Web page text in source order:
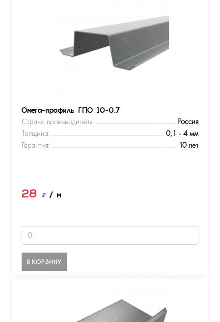
Омега-профиль ГПО 10-0.7
Страна производитель:
Россия
Толщина:
0,1 - 4 мм
Гарантия:
10 лет
28 ₽ / м
В КОРЗИНУ